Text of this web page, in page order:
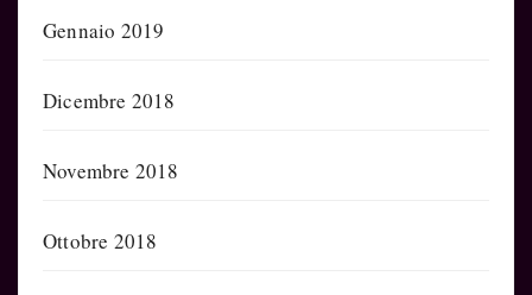
Gennaio 2019
Dicembre 2018
Novembre 2018
Ottobre 2018